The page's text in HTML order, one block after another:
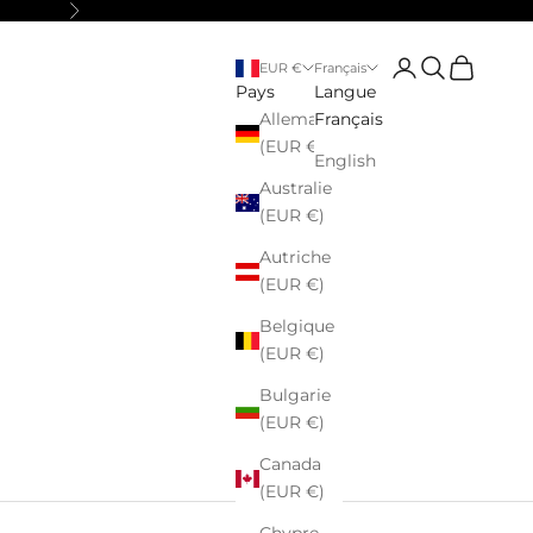
Suivant
EUR €
Pays
Allemagne
(EUR €)
Australie
(EUR €)
Autriche
(EUR €)
Belgique
(EUR €)
Bulgarie
(EUR €)
Canada
(EUR €)
Français
Langue
Français
English
Connexion
Recherche
Panier